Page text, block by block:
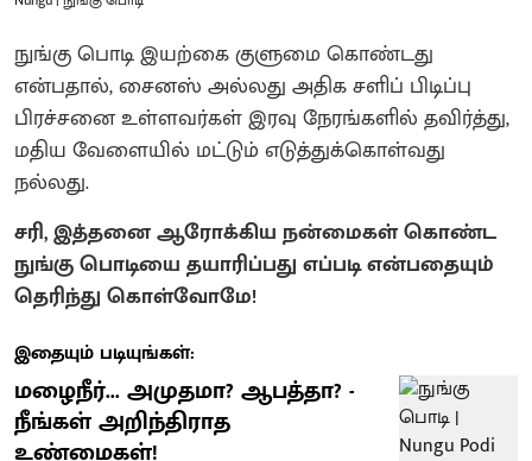
நுங்கு பொடி இயற்கை குளுமை கொண்டது
என்பதால், சைனஸ் அல்லது அதிக சளிப் பிடிப்பு
பிரச்சனை உள்ளவர்கள் இரவு நேரங்களில் தவிர்த்து,
மதிய வேளையில் மட்டும் எடுத்துக்கொள்வது
நல்லது.
சரி, இத்தனை ஆரோக்கிய நன்மைகள் கொண்ட
நுங்கு பொடியை தயாரிப்பது எப்படி என்பதையும்
தெரிந்து கொள்வோமே!
இதையும் படியுங்கள்:
மழைநீர்... அமுதமா? ஆபத்தா? -
நீங்கள் அறிந்திராத
உண்மைகள்!